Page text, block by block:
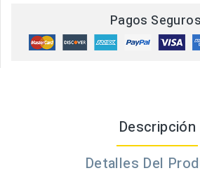
Pagos Seguros
Descripción
Detalles Del